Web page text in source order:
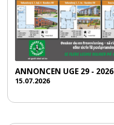
ANNONCEN UGE 29 - 2026
15.07.2026